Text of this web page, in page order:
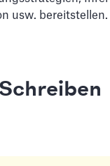
usw. bereitstellen.
Schreiben